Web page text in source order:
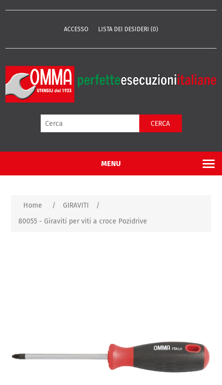
ACCESSO LISTA DEI DESIDERI (0)
CERCA
MENU
Home / GIRAVITI
/
80055 - Giraviti per viti a croce Pozidrive